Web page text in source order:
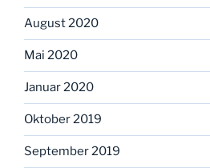
August 2020
Mai 2020
Januar 2020
Oktober 2019
September 2019